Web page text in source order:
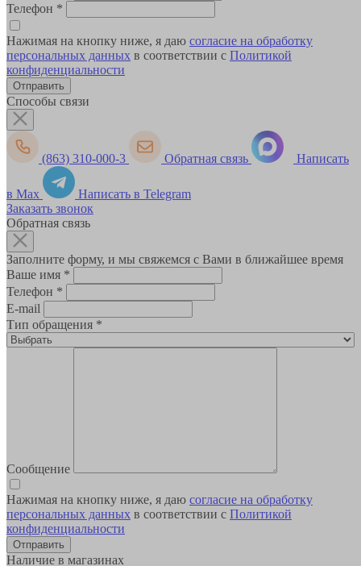
Телефон *
Нажимая на кнопку ниже, я даю согласие на обработку
персональных данных в соответствии с Политикой
конфиденциальности
Способы связи
(863) 310-000-3 Обратная связь Написать
в Max
Написать в Telegram
Заказать звонок
Обратная связь
Заполните форму, и мы свяжемся с Вами в ближайшее время
Ваше имя *
Телефон *
E-mail
Тип обращения *
Сообщение
Нажимая на кнопку ниже, я даю согласие на обработку
персональных данных в соответствии с Политикой
конфиденциальности
Наличие в магазинах